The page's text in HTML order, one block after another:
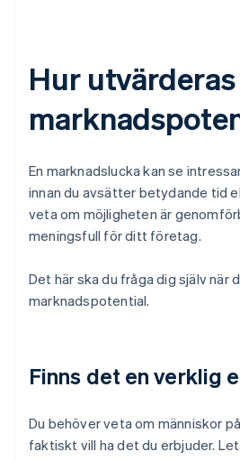
Hur
En marknadslucka kan se
innan du avsätter betydande tid
veta om möjligheten är
meningsfull för ditt företag.
Det här ska du fråga dig själv när
marknadspotential.
Finns det en verklig
Du behöver veta om människor
faktiskt vill ha det du erbjuder.